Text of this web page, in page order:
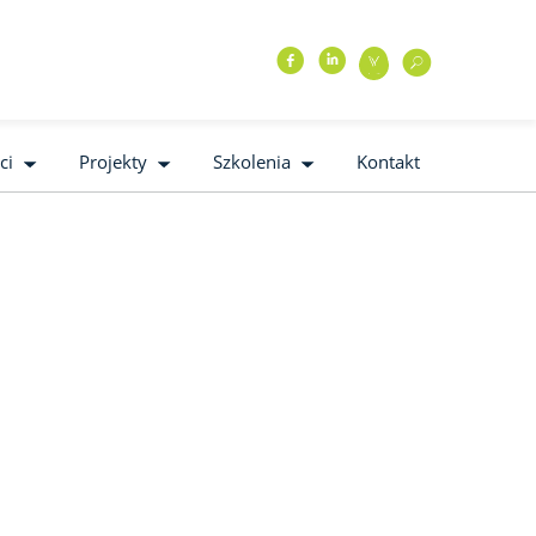
f i l o
Projekty Szkolenia Kontakt